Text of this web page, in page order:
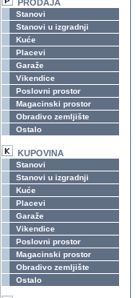
PRODAJA
Stanovi
Stanovi u izgradnji
Kuće
Placevi
Garaže
Vikendice
Poslovni prostor
Magacinski prostor
Obradivo zemljište
Ostalo
KUPOVINA
Stanovi
Stanovi u izgradnji
Kuće
Placevi
Garaže
Vikendice
Poslovni prostor
Magacinski prostor
Obradivo zemljište
Ostalo